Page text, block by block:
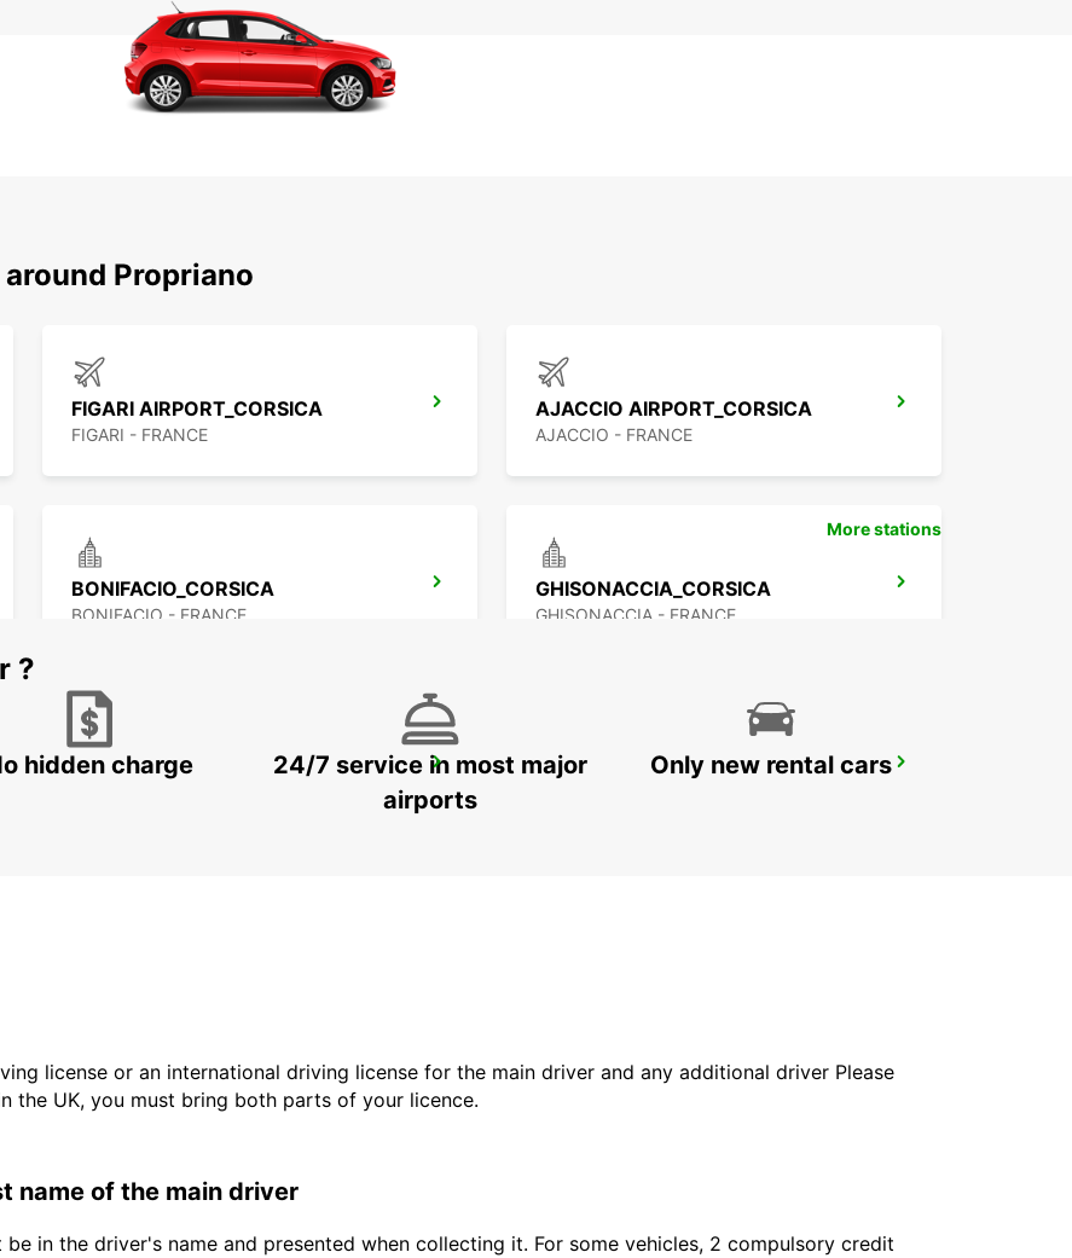
Propriano
FIGARI AIRPORT_CORSICA
FIGARI - FRANCE
AJACCIO AIRPORT_CORSICA
AJACCIO - FRANCE
BONIFACIO_CORSICA
BONIFACIO - FRANCE
GHISONACCIA_CORSICA
GHISONACCIA - FRANCE
CORTE_CORSICA BAJA SARDINIA
More stations
?
hidden charge
24/7 service in most major
airports
Only new rental cars
license or an international driving license for the main driver and any additional driver Please
the UK, you must bring both parts of your licence.
name of the main driver
in the driver's name and presented when collecting it. For some vehicles, 2 compulsory credit